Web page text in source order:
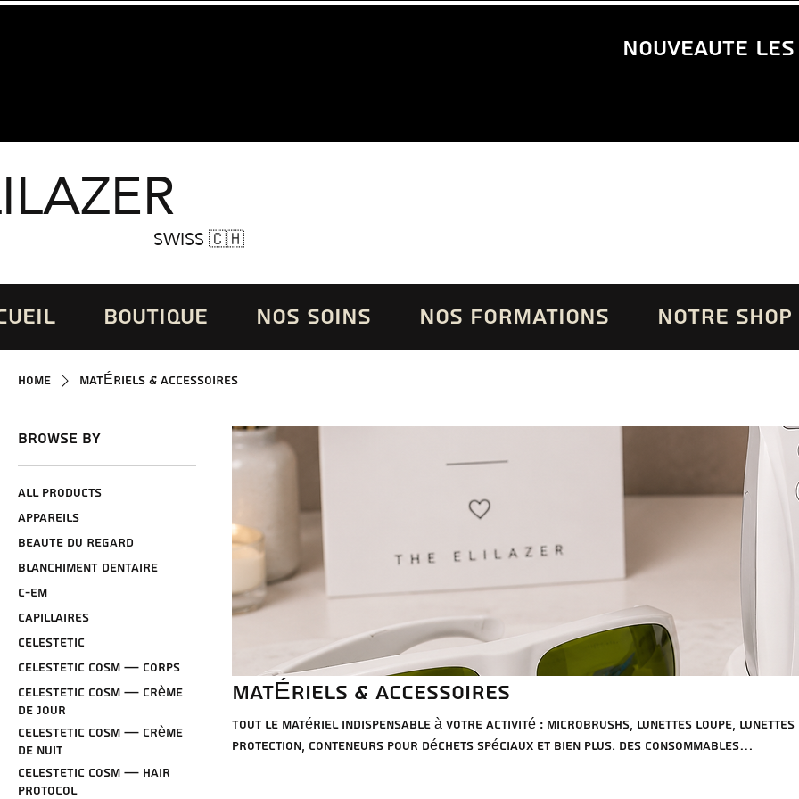
nouveaute
SWISS 🇨🇭
BOUTIQUE NOS SOINS NOS FORMATIONS NOTRE SHOP
Home MATÉRIELS & ACCESSOIRES
Browse by
All Products
APPAREILS
BEAUTE DU REGARD
BLANCHIMENT DENTAIRE
C-Em
CAPILLAIRES
CELESTETIC
CELESTETIC Cosm — Corps
CELESTETIC Cosm — Crème
de jour
CELESTETIC Cosm — Crème
de nuit
CELESTETIC Cosm — Hair
Protocol
MATÉRIELS & ACCESSOIRES
Tout le matériel indispensable à votre activité : microbrushs, lunettes loupe, lunettes
protection, conteneurs pour déchets spéciaux et bien plus. Des consommables